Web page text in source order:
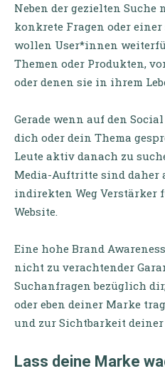
Neben der gezielten
konkrete Fragen oder
wollen User*innen
Themen oder Produkten,
oder denen sie in ihrem
Gerade wenn auf den
dich oder dein Thema
Leute aktiv danach zu
Media-Auftritte sind daher
indirekten Weg Verstärker
Website.
Eine hohe Brand
nicht zu verachtender
Suchanfragen bezüglich
oder eben deiner Marke
und zur Sichtbarkeit deiner
Lass deine Marke